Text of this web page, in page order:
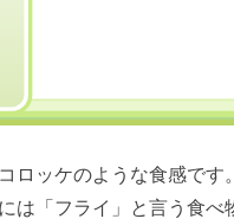
ロッケのような食感で
は「フライ」と言う食べ